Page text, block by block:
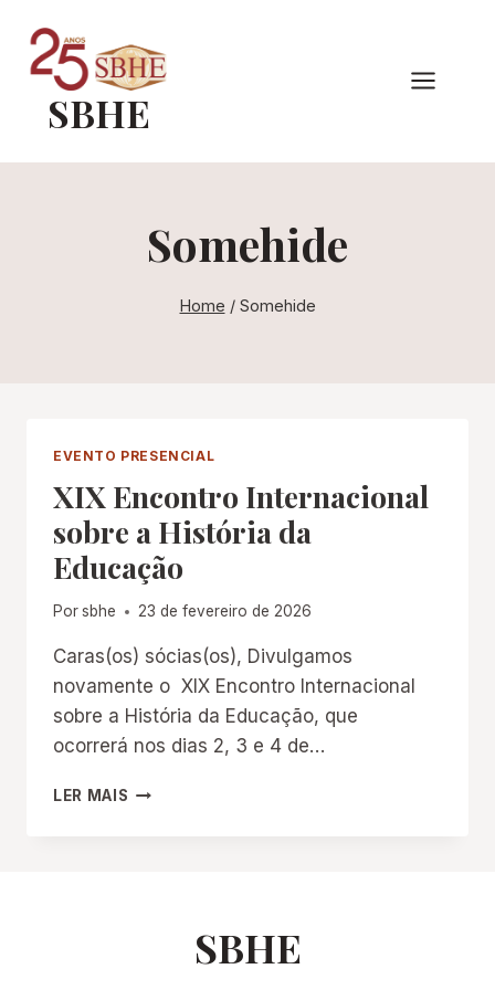
para
ConteúdoSBHE
Somehide
Home / Somehide
EVENTO PRESENCIAL
XIX Encontro Internacional
sobre a História da
Educação
Porsbhe 23 de fevereiro de 2026
Caras(os) sócias(os), Divulgamos
novamente o XIX Encontro Internacional
sobre a História da Educação, que
ocorrerá nos dias 2, 3 e 4 de…
LER MAIS XIX
EDUCAÇÃOSBHE